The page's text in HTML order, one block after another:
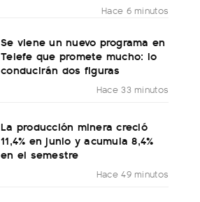
Hace 6 minutos
Se viene un nuevo programa en
Telefe que promete mucho: lo
conducirán dos figuras
Hace 33 minutos
La producción minera creció
11,4% en junio y acumula 8,4%
en el semestre
Hace 49 minutos